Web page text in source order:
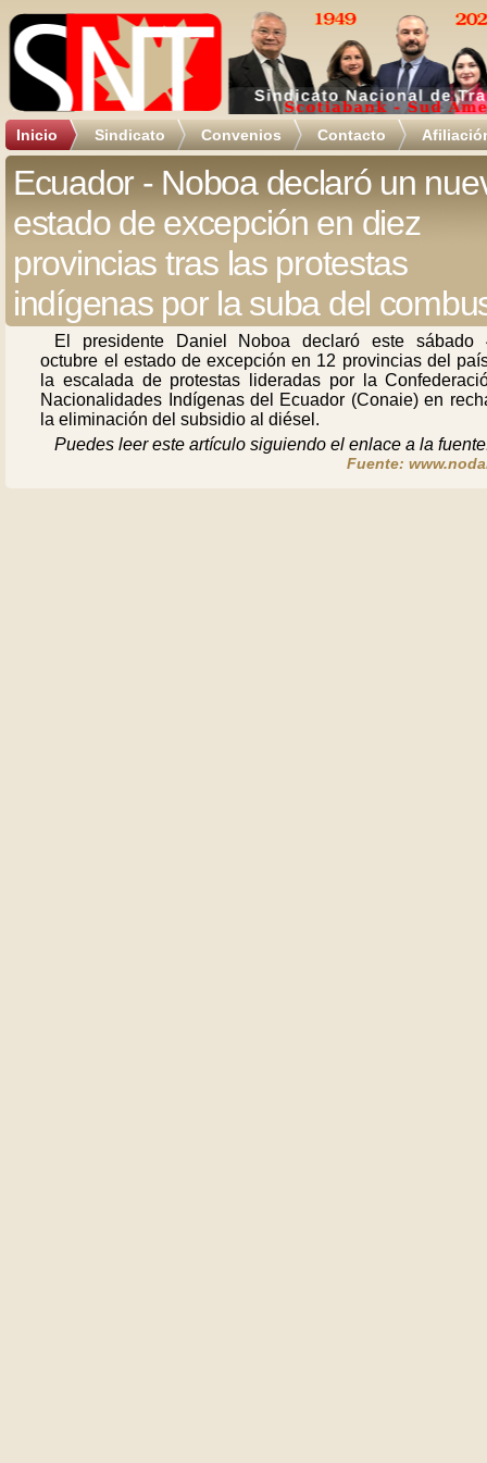
Inicio Sindicato Convenios Contacto
Ecuador - Noboa declaró un
estado de excepción en diez
provincias tras las protestas
indígenas por la suba del
El presidente Daniel Noboa declaró este sábado
octubre el estado de excepción en 12 provincias del
la escalada de protestas lideradas por la
Nacionalidades Indígenas del Ecuador (Conaie) en
la eliminación del subsidio al diésel.
Puedes leer este artículo siguiendo el enlace a la
Fuente: